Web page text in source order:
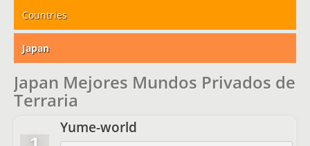
Countries
Japan
Japan Mejores Mundos Privados de
Terraria
Yume-world